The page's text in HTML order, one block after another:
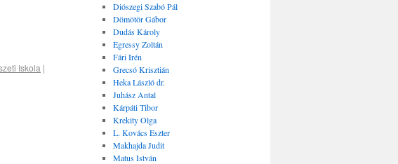
Iskola |
Diószegi Szabó Pál
Dömötör Gábor
Dudás Károly
Egressy Zoltán
Fári Irén
Grecsó Krisztián
Heka László dr.
Juhász Antal
Kárpáti Tibor
Krekity Olga
L. Kovács Eszter
Makhajda Judit
Matus István